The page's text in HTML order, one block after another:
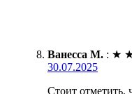
Ванесса М. : ★
30.07.2025
Стоит отметить,